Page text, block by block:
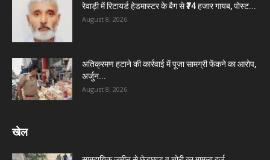
रेवाड़ी में रिटायर्ड हेडमास्टर के बैग से ₹74 हजार गायब, पोस्ट...
August 8, 2026
अतिक्रमण हटाने की कार्रवाई में पूजा सामग्री फेंकने का आरोप,
अर्जुन...
August 8, 2026
खेल